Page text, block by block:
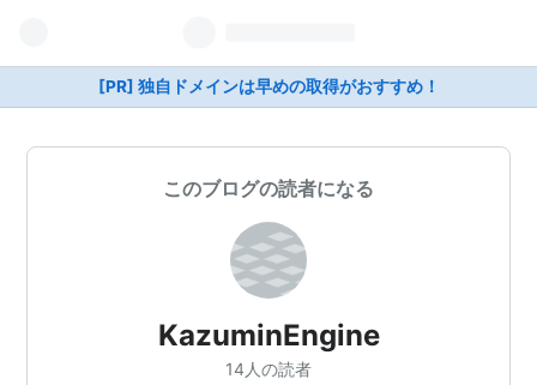
[PR] 独自ドメインは早めの取得がおすすめ！
このブログの読者になる
KazuminEngine
14人の読者